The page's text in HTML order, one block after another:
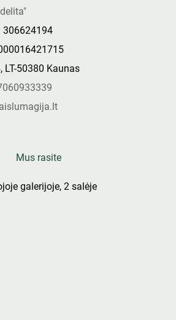
306624194
LT-50380 Kaunas
Mus rasite
galerijoje, 2 salėje